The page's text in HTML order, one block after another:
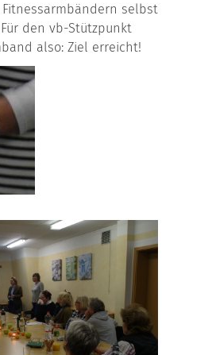
selbst
den vb-Stützpunkt
also: Ziel erreicht!